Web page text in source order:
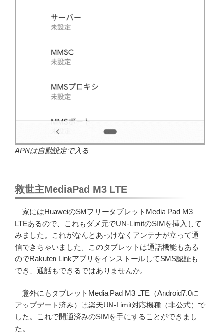
APNは自動設定で入る
救世主MediaPad M3 LTE
家にはHuaweiのSMフリータブレットMedia Pad M3
LTEあるので、これもダメ元でUN-LimitのSIMを挿入して
みました。これがなんとあっけなくアンテナが立って通
信できちゃいました。このタブレットは通話機能もある
のでRakuten LinkアプリをインストールしてSMS認証も
でき、通話もできるではありませんか。
意外にもタブレットMedia Pad M3 LTE（Android7.0に
アップデート済み）は楽天UN-Limit対応機種（非公式）で
した。これで開通済みのSIMを手にすることができまし
た。